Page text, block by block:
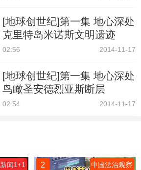
[地球创世纪]第一集 地心深处
克里特岛米诺斯文明遗迹
02:56 2014-11-17
[地球创世纪]第一集 地心深处
鸟瞰圣安德烈亚斯断层
02:54 2014-11-17
新闻1+1 2 中国法治观察